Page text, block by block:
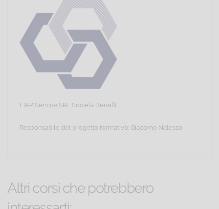
FIAP Service SRL Società Benefit
Responsabile del progetto formativo: Giacomo Nalesso
Altri corsi che potrebbero